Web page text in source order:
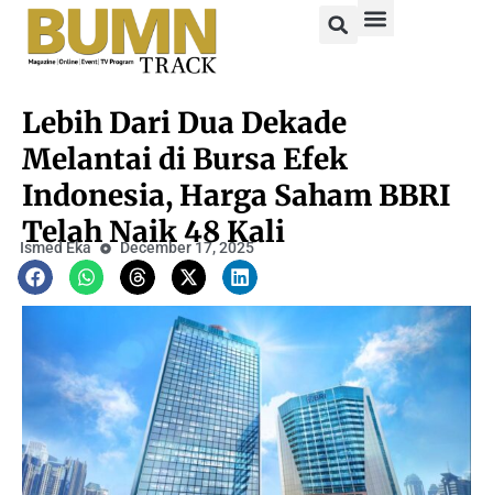
Lebih Dari Dua Dekade
Melantai di Bursa Efek
Indonesia, Harga Saham BBRI
Telah Naik 48 Kali
Ismed Eka December 17, 2025